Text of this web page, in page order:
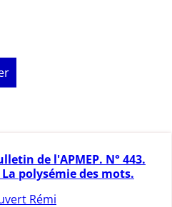
de l'APMEP. N° 443.
La polysémie des mots.
Rémi